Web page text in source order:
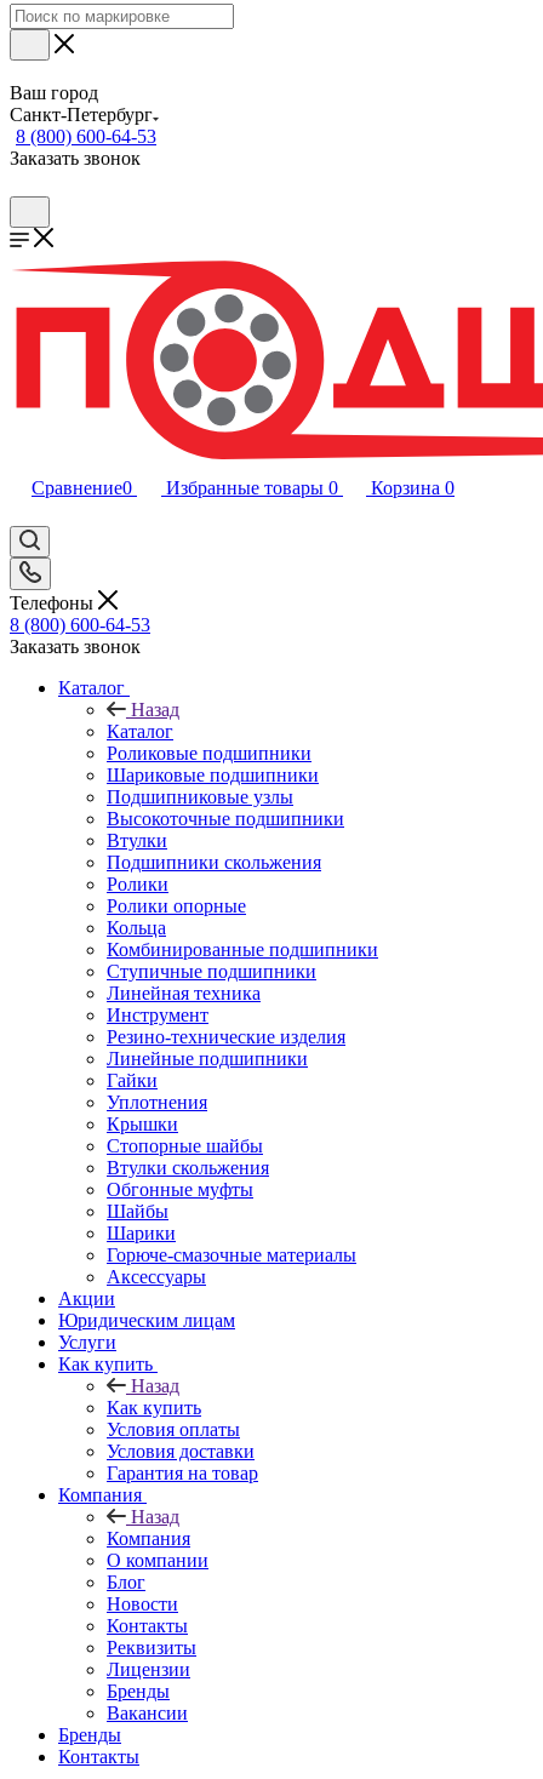
Ваш город
Санкт-Петербург
8 (800) 600-64-53
Заказать звонок
Сравнение0 Избранные товары 0 Корзина 0
Телефоны
8 (800) 600-64-53
Заказать звонок
Каталог
Назад
Каталог
Роликовые подшипники
Шариковые подшипники
Подшипниковые узлы
Высокоточные подшипники
Втулки
Подшипники скольжения
Ролики
Ролики опорные
Кольца
Комбинированные подшипники
Ступичные подшипники
Линейная техника
Инструмент
Резино-технические изделия
Линейные подшипники
Гайки
Уплотнения
Крышки
Стопорные шайбы
Втулки скольжения
Обгонные муфты
Шайбы
Шарики
Горюче-смазочные материалы
Аксессуары
Акции
Юридическим лицам
Услуги
Как купить
Назад
Как купить
Условия оплаты
Условия доставки
Гарантия на товар
Компания
Назад
Компания
О компании
Блог
Новости
Контакты
Реквизиты
Лицензии
Бренды
Вакансии
Бренды
Контакты